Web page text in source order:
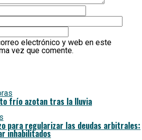
electrónico y web en este
vez que comente.
frío azotan tras la lluvia
para regularizar las deudas arbitrales:
inhabilitados